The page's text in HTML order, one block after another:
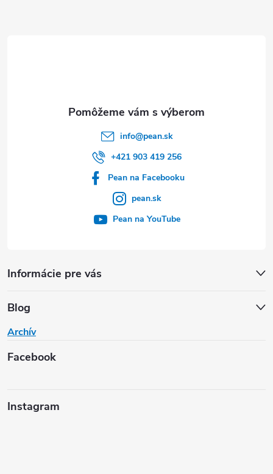
Informácie pre vás
Blog
Archív
Facebook
info@pean.sk
+421 903 419 256
Pean na Facebooku
pean.sk
Pean na YouTube
Instagram